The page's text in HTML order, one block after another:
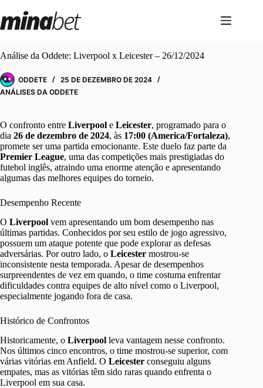
para
o
Análise da Oddete: Liverpool x Leicester – 26/12/2024
ODDETE
25 DE DEZEMBRO DE 2024
ANÁLISES DA ODDETE
O confronto entre Liverpool e Leicester, programado para o
dia 26 de dezembro de 2024, às 17:00 (America/Fortaleza),
promete ser uma partida emocionante. Este duelo faz parte da
Premier League, uma das competições mais prestigiadas do
futebol inglês, atraindo uma enorme atenção e apresentando
algumas das melhores equipes do torneio.
Desempenho Recente
O Liverpool vem apresentando um bom desempenho nas
últimas partidas. Conhecidos por seu estilo de jogo agressivo,
possuem um ataque potente que pode explorar as defesas
adversárias. Por outro lado, o Leicester mostrou-se
inconsistente nesta temporada. Apesar de desempenhos
surpreendentes de vez em quando, o time costuma enfrentar
dificuldades contra equipes de alto nível como o Liverpool,
especialmente jogando fora de casa.
Histórico de Confrontos
Historicamente, o Liverpool leva vantagem nesse confronto.
Nos últimos cinco encontros, o time mostrou-se superior, com
várias vitórias em Anfield. O Leicester conseguiu alguns
empates, mas as vitórias têm sido raras quando enfrenta o
Liverpool em sua casa.